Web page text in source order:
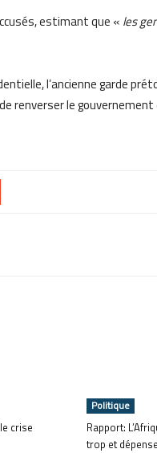
estimant que « les
l’ancienne garde
renverser le
crise
Politique
Rapport:
trop et